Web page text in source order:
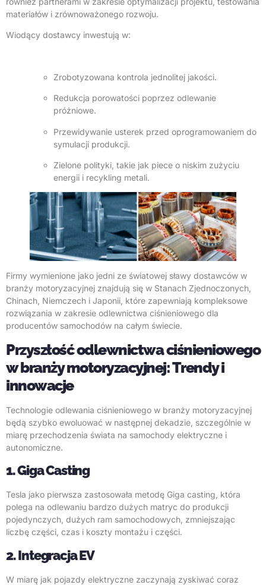
materiałów i zrównoważonego rozwoju.
Wiodący dostawcy inwestują w:
Zrobotyzowana kontrola jednolitej jakości.
Redukcja porowatości poprzez odlewanie
próżniowe.
Przewidywanie usterek przed oprogramowaniem do
symulacji produkcji.
Zielone polityki, takie jak piece o niskim zużyciu
energii i recykling metali.
Firmy wymienione jako jedni ze światowej sławy dostawców w
branży motoryzacyjnej znajdują się w Stanach Zjednoczonych,
Chinach, Niemczech i Japonii, które zapewniają kompleksowe
rozwiązania w zakresie odlewnictwa ciśnieniowego dla
producentów samochodów na całym świecie.
Przyszłość odlewnictwa ciśnieniowego
w branży motoryzacyjnej: Trendy i
innowacje
Technologie odlewania ciśnieniowego w branży motoryzacyjnej
będą szybko ewoluować w następnej dekadzie, szczególnie w
miarę przechodzenia świata na samochody elektryczne i
autonomiczne.
1. Giga Casting
Tesla jako pierwsza zastosowała metodę Giga casting, która
polega na odlewaniu bardzo dużych matryc do produkcji
pojedynczych, dużych ram samochodowych, zmniejszając
liczbę części, czas i koszty montażu i części.
2. Integracja EV
W miarę jak pojazdy elektryczne zaczynają zyskiwać coraz